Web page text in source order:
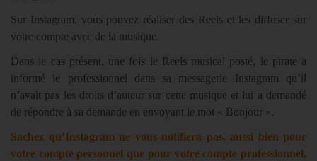
Sur Instagram, vous pouvez réaliser des Reels et les diffuser sur
votre compte avec de la musique.
Dans le cas présent, une fois le Reels musical posté, le pirate a
informé le professionnel dans sa messagerie Instagram qu’il
n’avait pas les droits d’auteur sur cette musique et lui a demandé
de répondre à sa demande en envoyant le mot « Bonjour ».
Sachez qu’Instagram ne vous notifiera pas, aussi bien pour
votre compte personnel que pour votre compte professionnel,